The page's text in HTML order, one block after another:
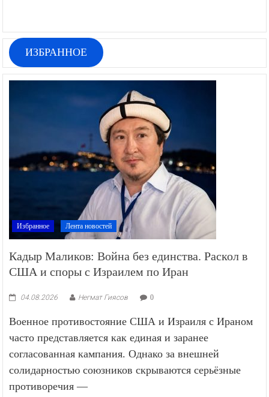
ИЗБРАННОЕ
Избранное Лента новостей
Кадыр Маликов: Война без единства. Раскол в
США и споры с Израилем по Иран
04.08.2026 Негмат Гиясов 0
Военное противостояние США и Израиля с Ираном
часто представляется как единая и заранее
согласованная кампания. Однако за внешней
солидарностью союзников скрываются серьёзные
противоречия —